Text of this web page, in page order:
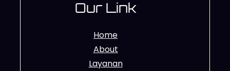
Our Link
Home
About
Layanan